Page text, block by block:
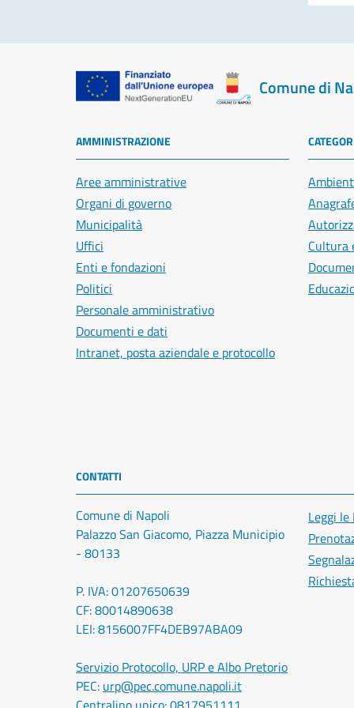
Comune di
AMMINISTRAZIONE
Aree amministrative
Organi di governo
Municipalità
Uffici
Enti e fondazioni
Politici
Personale amministrativo
Documenti e dati
Intranet, posta aziendale e protocollo
Cultura
CONTATTI
Comune di Napoli
Palazzo San Giacomo, Piazza Municipio
- 80133
P. IVA: 01207650639
CF: 80014890638
LEI: 8156007FF4DEB97ABA09
Servizio Protocollo, URP e Albo Pretorio
PEC: urp@pec.comune.napoli.it
Leggi le